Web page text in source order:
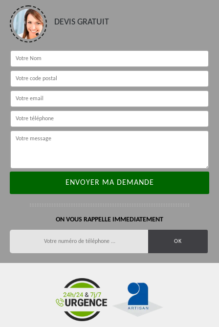
DEVIS GRATUIT
ON VOUS RAPPELLE IMMEDIATEMENT